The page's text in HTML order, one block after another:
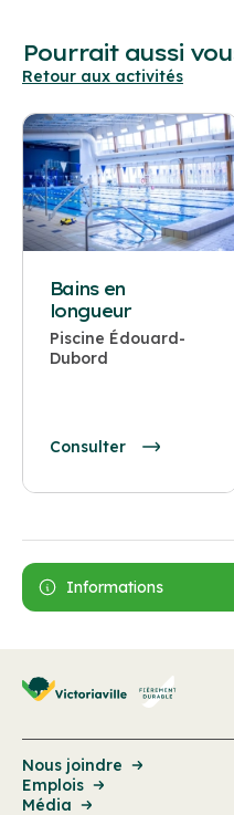
Pourrait aussi
Retour aux activités
Bains en
longueur
Piscine Édouard-
Dubord
Consulter
Informations
Nous joindre
Emplois
Média